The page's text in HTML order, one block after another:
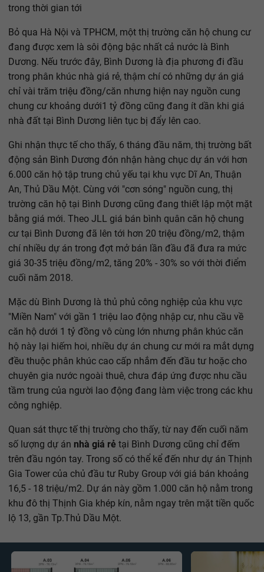
trong thời gian tới
Bỏ qua Hà Nội và TPHCM, một thị trường căn hộ chung cư
đang được xem là sôi động bậc nhất cả nước là Bình
Dương. Nếu trước đây, Bình Dương là địa phương đi đầu
trong phân khúc nhà giá rẻ, thậm chí có những dự án giá
chỉ vài trăm triệu đồng/căn nhưng hiện nay nguồn cung
chung cư khoảng dưới1 tỷ đồng cũng đang ít dần khi giá
nhà đất tại Bình Dương liên tục bị đẩy lên cao.
Ghi nhận thực tế cho thấy, 6 tháng đầu năm, thị trường bất
động sản Bình Dương đón nhận hàng chục dự án với hơn
6.000 căn hộ tập trung chủ yếu tại khu vực Dĩ An, Thuận
An, Thủ Dầu Một. Cùng với "cơn sóng" nguồn cung, thị
trường căn hộ tại Bình Dương cũng đang thiết lập một mặt
bằng giá mới. Theo JLL giá bán bình quân căn hộ chung
cư tại Bình Dương đã lên tới hơn 20 triệu đồng/m2, thậm
chí nhiều dự án trong đợt mở bán lần đầu đã đưa ra mức
giá 30-35 triệu đồng/m2, tăng 20% - 30% so với thời điểm
cuối năm 2018.
Mặc dù Bình Dương là thủ phủ công nghiệp của khu vực
"Miền Nam" với gần 1 triệu lao động nhập cư, nhu cầu về
căn hộ dưới 1 tỷ đồng vô cùng lớn nhưng phân khúc căn
hộ này lại hiếm hoi, nhiều dự án chung cư mới ra mắt dựng
đều thuộc phân khúc cao cấp nhắm đến đầu tư hoặc cho
chuyên gia nước ngoài thuê, chưa đáp ứng được nhu cầu
tầm trung của người lao động đang làm việc trong các khu
công nghiệp.
Quan sát thực tế thị trường cho thấy, từ nay đến cuối năm
số lượng dự án nhà giá rẻ tại Bình Dương cũng chỉ đếm
trên đầu ngón tay. Trong số có thể kể đến như dự án Thịnh
Gia Tower của chủ đầu tư Ruby Group với giá bán khoảng
16,5 - 18 triệu/m2. Dự án này gồm 1.000 căn hộ nằm trong
khu đô thị Thịnh Gia khép kín, nằm ngay trên mặt tiền quốc
lộ 13, gần Tp.Thủ Dầu Một.